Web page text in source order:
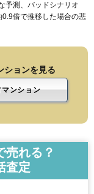
予測、バッドシナリオ
倍で推移した場合の悲
ションを見る
マンション
売れる？
査定